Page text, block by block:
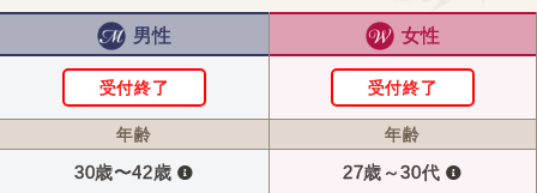
男性
受付終了
年齢
30歳〜42歳
女性
受付終了
年齢
27歳～30代